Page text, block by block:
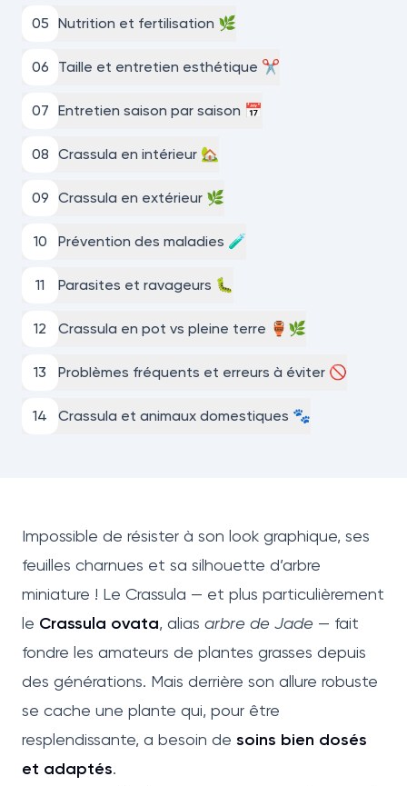
05 Nutrition et fertilisation 🌿
06 Taille et entretien esthétique ✂️
07 Entretien saison par saison 📅
08 Crassula en intérieur 🏡
09 Crassula en extérieur 🌿
10 Prévention des maladies 🧪
11 Parasites et ravageurs 🐛
12 Crassula en pot vs pleine terre 🏺🌿
13 Problèmes fréquents et erreurs à éviter 🚫
14 Crassula et animaux domestiques 🐾
Impossible de résister à son look graphique, ses
feuilles charnues et sa silhouette d’arbre
miniature ! Le Crassula — et plus particulièrement
le Crassula ovata, alias arbre de Jade — fait
fondre les amateurs de plantes grasses depuis
des générations. Mais derrière son allure robuste
se cache une plante qui, pour être
resplendissante, a besoin de soins bien dosés
et adaptés.